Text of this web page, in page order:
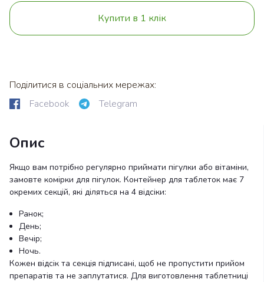
Купити в 1 клік
Поділитися в соціальних мережах:
Facebook
Telegram
Опис
Якщо вам потрібно регулярно приймати пігулки або вітаміни,
замовте комірки для пігулок. Контейнер для таблеток має 7
окремих секцій, які діляться на 4 відсіки:
Ранок;
День;
Вечір;
Ночь.
Кожен відсік та секція підписані, щоб не пропустити прийом
препаратів та не заплутатися. Для виготовлення таблетниці